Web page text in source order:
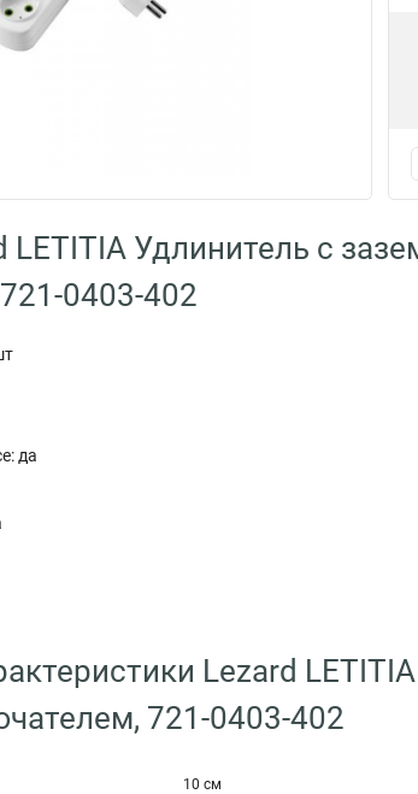
LETITIA Удлинитель с
0403-402
да
Lezard
721-0403-402
10 см